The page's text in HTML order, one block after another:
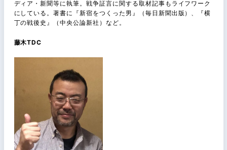
ディア・新聞等に執筆。戦争証言に関する取材記事もライフワーク
にしている。著書に『新宿をつくった男』（毎日新聞出版）、『横
丁の戦後史』（中央公論新社）など。
藤木TDC